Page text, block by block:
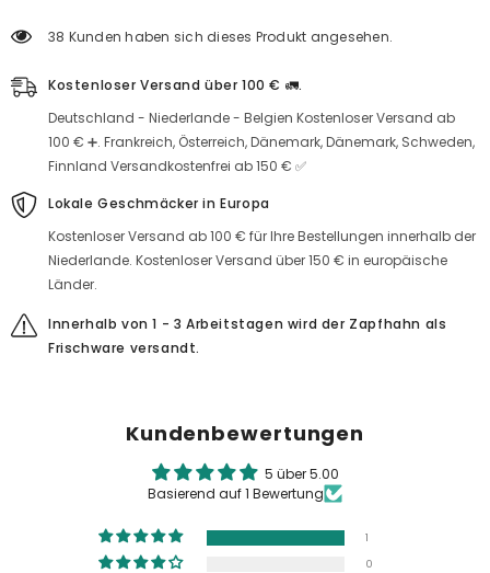
(1
(1
38 Kunden haben sich dieses Produkt angesehen.
Kostenloser Versand über 100 € 🚛.
Deutschland - Niederlande - Belgien Kostenloser Versand ab
100 € ➕. Frankreich, Österreich, Dänemark, Dänemark, Schweden,
Finnland Versandkostenfrei ab 150 € ✅
Lokale Geschmäcker in Europa
Kostenloser Versand ab 100 € für Ihre Bestellungen innerhalb der
Niederlande. Kostenloser Versand über 150 € in europäische
Länder.
Innerhalb von 1 - 3 Arbeitstagen wird der Zapfhahn als
Frischware versandt.
Kundenbewertungen
5 über 5.00
Basierend auf 1 Bewertung
1
0